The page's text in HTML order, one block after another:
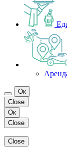
Ок
Close
Ок
Close
Close